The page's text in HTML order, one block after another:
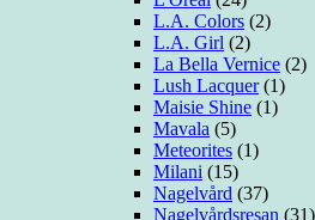
L.A. Colors (2)
L.A. Girl (2)
La Bella Vernice (2)
Lush Lacquer(1)
Maisie Shine (1)
Mavala (5)
Meteorites (1)
Milani (15)
Nagelvård (37)
Nagelvårdsresan (31)